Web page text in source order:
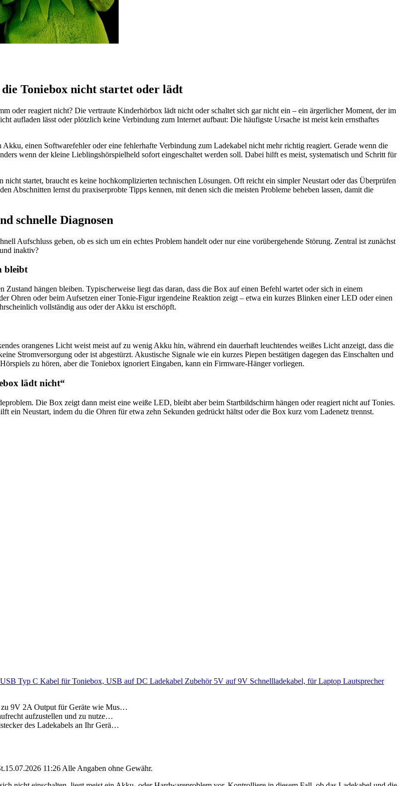
Toniebox nicht startet oder lädt
oder reagiert nicht? Die vertraute Kinderhörbox lädt nicht oder schaltet sich gar nicht ein – ein ärgerlicher Moment, der im
aufladen lässt oder plötzlich keine Verbindung zum Internet aufbaut: Die häufigste Ursache ist meist kein ernsthaftes
einen Softwarefehler oder eine fehlerhafte Verbindung zum Ladekabel nicht mehr richtig reagiert. Gerade wenn die
wenn der kleine Lieblingshörspielheld sofort eingeschaltet werden soll. Dabei hilft es meist, systematisch und Schritt für
startet, braucht es keine hochkomplizierten technischen Lösungen. Oft reicht ein simpler Neustart oder das Überprüfen
Abschnitten lernst du praxiserprobte Tipps kennen, mit denen sich die meisten Probleme beheben lassen, damit die
schnelle Diagnosen
Aufschluss geben, ob es sich um ein echtes Problem handelt oder nur eine vorübergehende Störung. Zentral ist zunächst
inaktiv?
bleibt
hängen bleiben. Typischerweise liegt das daran, dass die Box auf einen Befehl wartet oder sich in einem
Ohren oder beim Aufsetzen einer Tonie-Figur irgendeine Reaktion zeigt – etwa ein kurzes Blinken einer LED oder einen
vollständig aus oder der Akku ist erschöpft.
orangenes Licht weist meist auf zu wenig Akku hin, während ein dauerhaft leuchtendes weißes Licht anzeigt, dass die
Stromversorgung oder ist abgestürzt. Akustische Signale wie ein kurzes Piepen bestätigen dagegen das Einschalten und
zu hören, aber die Toniebox ignoriert Eingaben, kann ein Firmware-Hänger vorliegen.
lädt nicht“
Die Box zeigt dann meist eine weiße LED, bleibt aber beim Startbildschirm hängen oder reagiert nicht auf Tonies.
ein Neustart, indem du die Ohren für etwa zehn Sekunden gedrückt hältst oder die Box kurz vom Ladenetz trennst.
Typ C Kabel für Toniebox, USB auf DC Ladekabel Zubehör 5V auf 9V Schnellladekabel, für Laptop Lautsprecher
zu 9V 2A Output für Geräte wie Mus…
aufzustellen und zu nutze…
des Ladekabels an Ihr Gerä…
11:26 Alle Angaben ohne Gewähr.